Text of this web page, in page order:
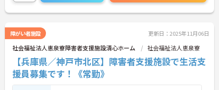
障がい者施設 更新日：2025年11月06日
社会福祉法人恵泉寮障害者支援施設清心ホーム 社会福祉法人恵泉寮
【兵庫県／神戸市北区】障害者支援施設で生活支
援員募集です！《常勤》